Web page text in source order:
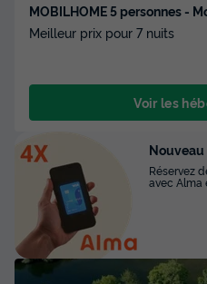
MOBILHOME 5 personnes -
Meilleur prix pour 7 nuits
Voir les
Nouveau
Réservez
avec Alma